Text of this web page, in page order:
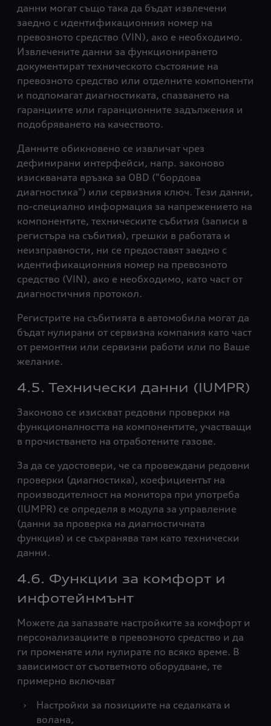
данни могат също така да бъдат извлечени
заедно с идентификационния номер на
превозното средство (VIN), ако е необходимо.
Извлечените данни за функционирането
документират техническото състояние на
превозното средство или отделните компоненти
и подпомагат диагностиката, спазването на
гаранциите или гаранционните задължения и
подобряването на качеството.
Данните обикновено се извличат чрез
дефинирани интерфейси, напр. законово
изискваната връзка за OBD ("бордова
диагностика") или сервизния ключ. Тези данни,
по-специално информация за напрежението на
компонентите, техническите събития (записи в
регистъра на събития), грешки в работата и
неизправности, ни се предоставят заедно с
идентификационния номер на превозното
средство (VIN), ако е необходимо, като част от
диагностичния протокол.
Регистрите на събитията в автомобила могат да
бъдат нулирани от сервизна компания като част
от ремонтни или сервизни работи или по Ваше
желание.
4.5. Технически данни (IUMPR)
Законово се изискват редовни проверки на
функционалността на компонентите, участващи
в прочистването на отработените газове.
За да се удостовери, че са провеждани редовни
проверки (диагностика), коефициентът на
производителност на монитора при употреба
(IUMPR) се определя в модула за управление
(данни за проверка на диагностичната
функция) и се съхранява там като технически
данни.
4.6. Функции за комфорт и
инфотейнмънт
Можете да запазвате настройките за комфорт и
персонализациите в превозното средство и да
ги променяте или нулирате по всяко време. В
зависимост от съответното оборудване, те
примерно включват
›
Настройки за позициите на седалката и
волана,